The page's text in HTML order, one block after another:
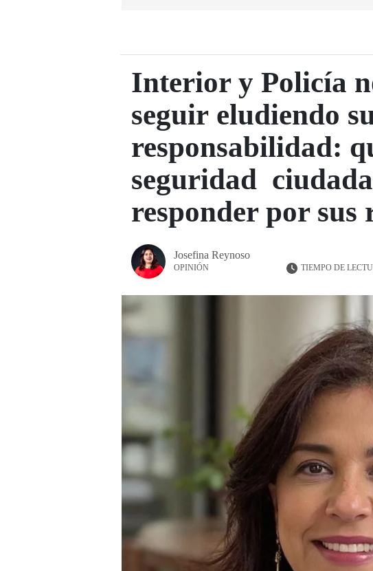
Interior y Policía
seguir eludiendo
responsabilidad:
seguridad
responder por sus
Josefina Reynoso
OPINIÓN TIEMPO DE